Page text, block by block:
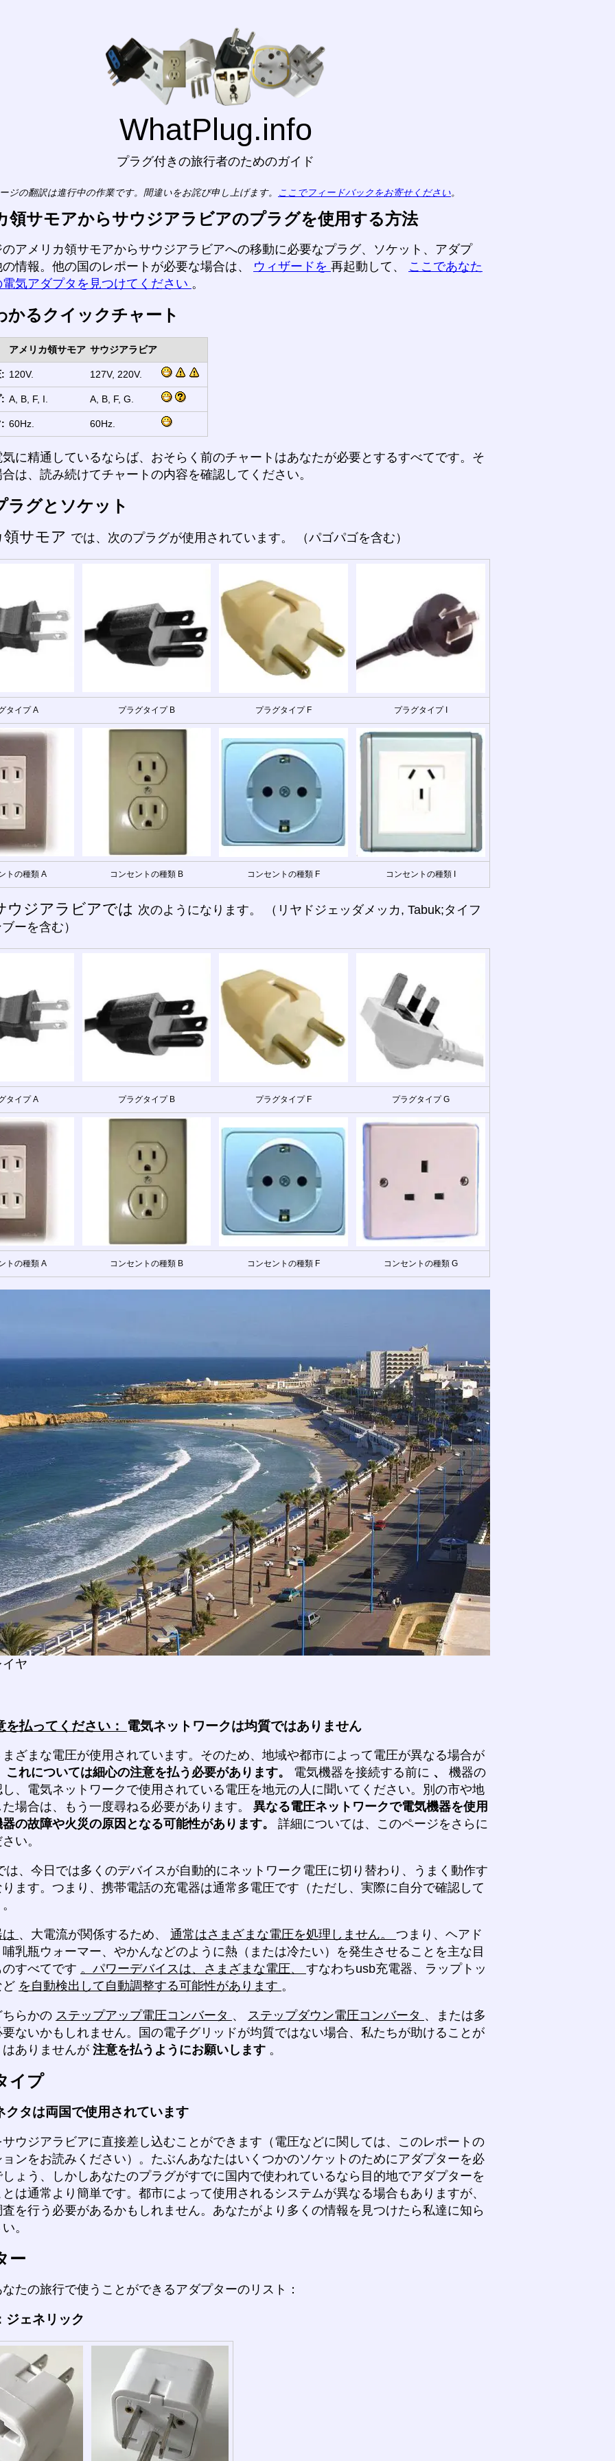
WhatPlug.info
プラグ付きの旅行者のためのガイド
ジの翻訳は進行中の作業です。間違いをお詫び申し上げます。 ここでフィードバックをお寄せください。
領サモアからサウジアラビアのプラグを使用する方法
アメリカ領サモアからサウジアラビアへの移動に必要なプラグ、ソケット、アダプ
情報。他の国のレポートが必要な場合は、 ウィザードを 再起動して、 ここであなた
気アダプタを見つけてください 。
かるクイックチャート
アメリカ領サモア サウジアラビア
120V. 127V, 220V.
A, B, F, I. A, B, F, G.
60Hz. 60Hz.
に精通しているならば、おそらく前のチャートはあなたが必要とするすべてです。そ
は、読み続けてチャートの内容を確認してください。
ラグとソケット
サモア では、次のプラグが使用されています。 （パゴパゴを含む）
タイプ A プラグタイプ B プラグタイプ F プラグタイプ I
トの種類 A コンセントの種類 B コンセントの種類 F コンセントの種類 I
ウジアラビアでは 次のようになります。 （リヤドジェッダメッカ, Tabuk;タイフ
ーを含む）
タイプ A プラグタイプ B プラグタイプ F プラグタイプ G
トの種類 A コンセントの種類 B コンセントの種類 F コンセントの種類 G
ヤ
を払ってください： 電気ネットワークは均質ではありません
ざまな電圧が使用されています。そのため、地域や都市によって電圧が異なる場合が
これについては細心の注意を払う必要があります。 電気機器を接続する前に 、 機器の
、電気ネットワークで使用されている電圧を地元の人に聞いてください。別の市や地
場合は、もう一度尋ねる必要があります。 異なる電圧ネットワークで電気機器を使用
の故障や火災の原因となる可能性があります。 詳細については、このページをさらに
い。
は、今日では多くのデバイスが自動的にネットワーク電圧に切り替わり、うまく動作す
ます。つまり、携帯電話の充電器は通常多電圧です（ただし、実際に自分で確認して
、大電流が関係するため、 通常はさまざまな電圧を処理しません。 つまり、ヘアド
乳瓶ウォーマー、やかんなどのように熱（または冷たい）を発生させることを主な目
すべてです 。パワーデバイスは、さまざまな電圧、 すなわちusb充電器、ラップトッ
ど を自動検出して自動調整する可能性があります 。
らかの ステップアップ電圧コンバータ 、 ステップダウン電圧コンバータ 、または多
ないかもしれません。国の電子グリッドが均質ではない場合、私たちが助けることが
ありませんが 注意を払うようにお願いします 。
イプ
クタは両国で使用されています
ウジアラビアに直接差し込むことができます（電圧などに関しては、このレポートの
ンをお読みください）。たぶんあなたはいくつかのソケットのためにアダプターを必
ょう、しかしあなたのプラグがすでに国内で使われているなら目的地でアダプターを
は通常より簡単です。都市によって使用されるシステムが異なる場合もありますが、
を行う必要があるかもしれません。あなたがより多くの情報を見つけたら私達に知ら
。
ー
たの旅行で使うことができるアダプターのリスト：
ジェネリック